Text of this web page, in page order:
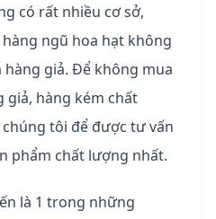
có rất nhiều cơ sở,
ngũ hoa hạt không
giả. Để không mua
giả, hàng kém chất
tôi để được tư vấn
phẩm chất lượng nhất.
là 1 trong những